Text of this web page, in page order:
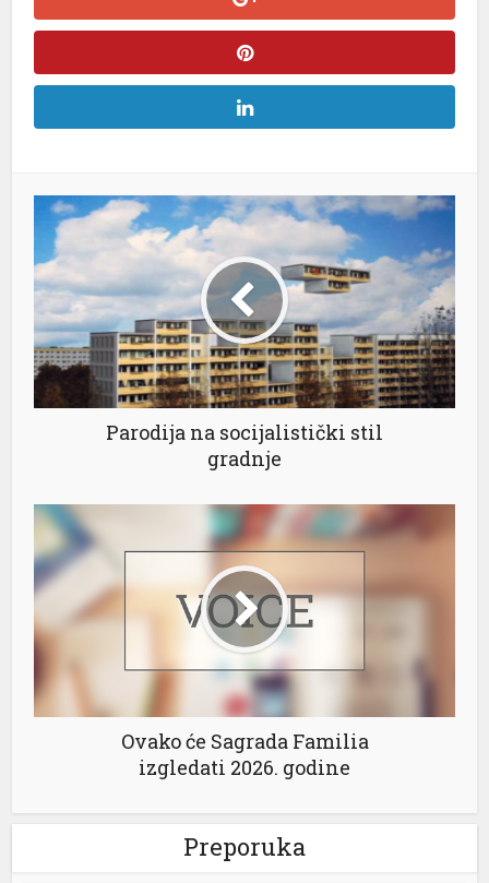
Parodija na socijalistički stil
gradnje
Ovako će Sagrada Familia
izgledati 2026. godine
Preporuka